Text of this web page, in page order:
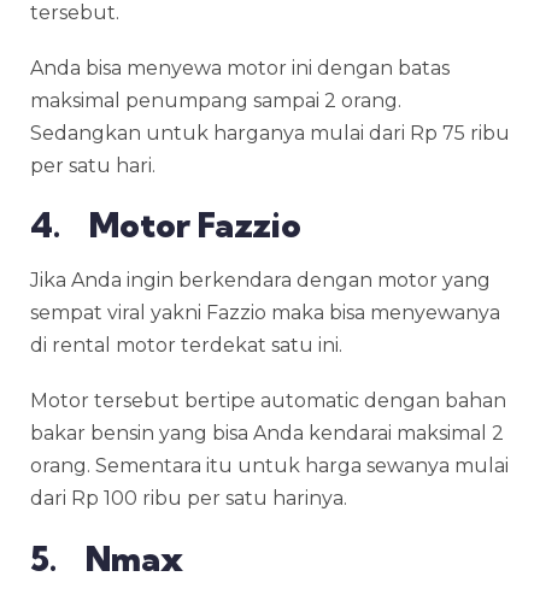
tersebut.
Anda bisa menyewa motor ini dengan batas
maksimal penumpang sampai 2 orang.
Sedangkan untuk harganya mulai dari Rp 75 ribu
per satu hari.
4. Motor Fazzio
Jika Anda ingin berkendara dengan motor yang
sempat viral yakni Fazzio maka bisa menyewanya
di rental motor terdekat satu ini.
Motor tersebut bertipe automatic dengan bahan
bakar bensin yang bisa Anda kendarai maksimal 2
orang. Sementara itu untuk harga sewanya mulai
dari Rp 100 ribu per satu harinya.
5. Nmax